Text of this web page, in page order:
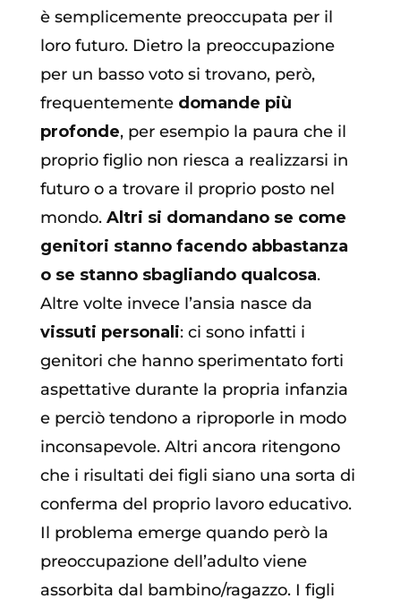
è semplicemente preoccupata per il
loro futuro. Dietro la preoccupazione
per un basso voto si trovano, però,
frequentemente domande più
profonde, per esempio la paura che il
proprio figlio non riesca a realizzarsi in
futuro o a trovare il proprio posto nel
mondo. Altri si domandano se come
genitori stanno facendo abbastanza
o se stanno sbagliando qualcosa.
Altre volte invece l’ansia nasce da
vissuti personali: ci sono infatti i
genitori che hanno sperimentato forti
aspettative durante la propria infanzia
e perciò tendono a riproporle in modo
inconsapevole. Altri ancora ritengono
che i risultati dei figli siano una sorta di
conferma del proprio lavoro educativo.
Il problema emerge quando però la
preoccupazione dell’adulto viene
assorbita dal bambino/ragazzo. I figli